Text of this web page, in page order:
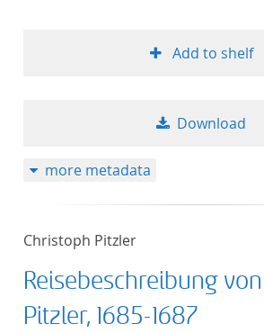
Add to shelf
Download
more metadata
Christoph Pitzler
Reisebeschreibung
Pitzler, 1685-1687